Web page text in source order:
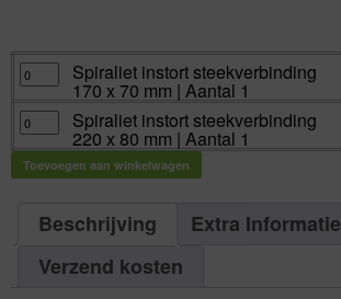
Spiraliet
instort
steekverbinding
x
70
mm
|
Aantal
1
Spiraliet instort steekverbinding
170 x 70 mm | Aantal 1
Spiraliet
instort
steekverbinding
220
x
80
aantal
Spiraliet instort steekverbinding
220 x 80 mm | Aantal 1
Toevoegen aan winkelwagen
Beschrijving
Extra Informatie
Verzend kosten